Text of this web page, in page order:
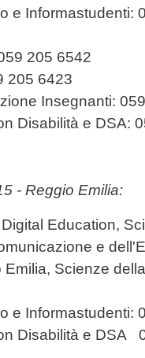
e Informastudenti:
205 6542
205 6423
Insegnanti:
Disabilità e DSA:
- Reggio Emilia:
Education,
e
Scienze
e Informastudenti:
Disabilità e DSA